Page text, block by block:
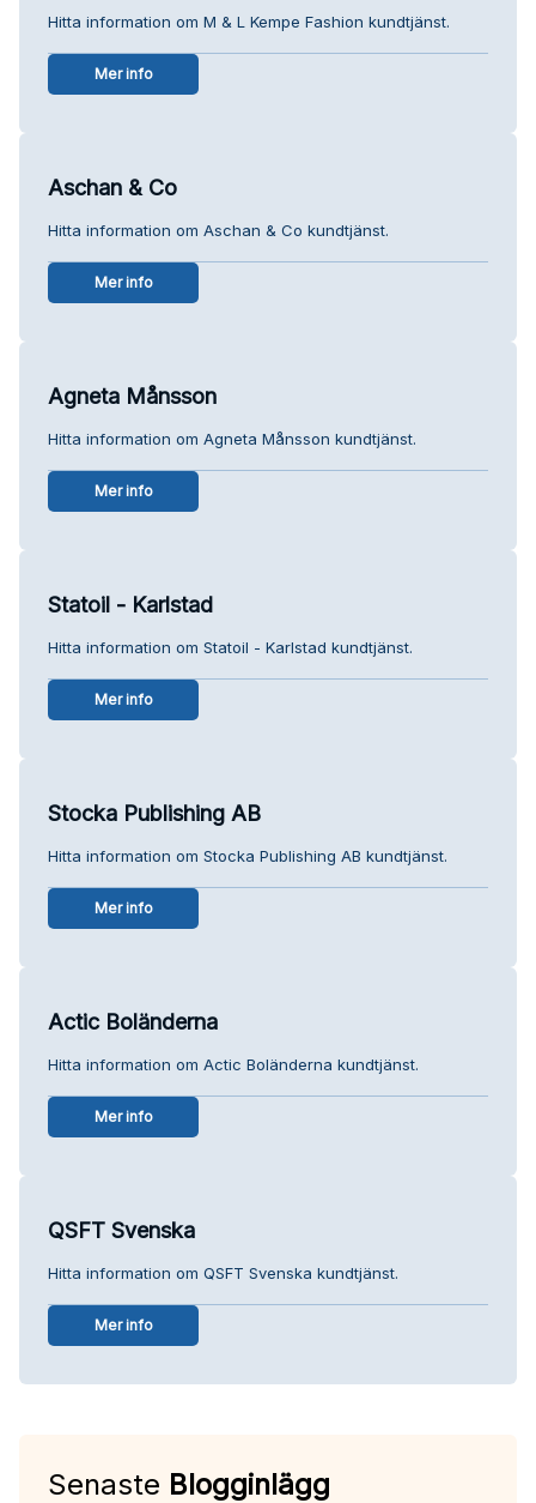
Hitta information om M & L Kempe Fashion kundtjänst.
Mer info
Aschan & Co
Hitta information om Aschan & Co kundtjänst.
Mer info
Agneta Månsson
Hitta information om Agneta Månsson kundtjänst.
Mer info
Statoil - Karlstad
Hitta information om Statoil - Karlstad kundtjänst.
Mer info
Stocka Publishing AB
Hitta information om Stocka Publishing AB kundtjänst.
Mer info
Actic Boländerna
Hitta information om Actic Boländerna kundtjänst.
Mer info
QSFT Svenska
Hitta information om QSFT Svenska kundtjänst.
Mer info
Senaste Blogginlägg